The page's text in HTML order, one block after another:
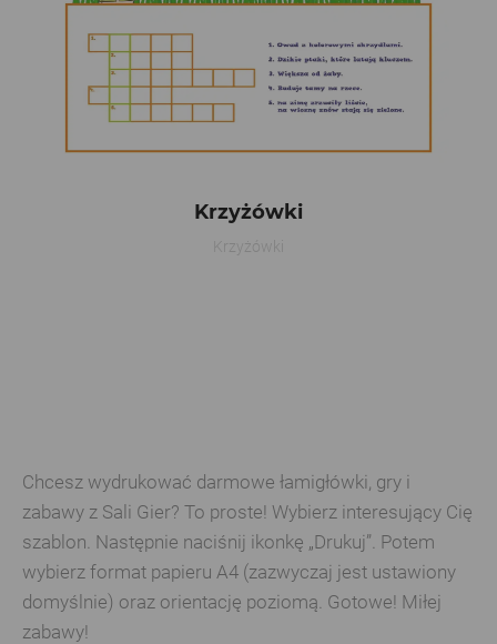
Krzyżówki
Krzyżówki
Chcesz wydrukować darmowe łamigłówki, gry i
zabawy z Sali Gier? To proste! Wybierz interesujący Cię
szablon. Następnie naciśnij ikonkę „Drukuj”. Potem
wybierz format papieru A4 (zazwyczaj jest ustawiony
domyślnie) oraz orientację poziomą. Gotowe! Miłej
zabawy!